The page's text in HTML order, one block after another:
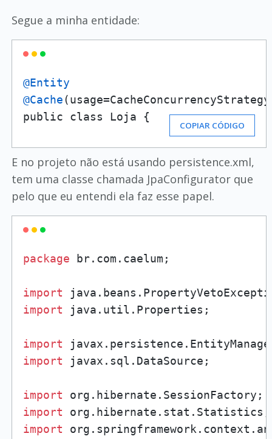
Segue a minha entidade:
@Entity
@Cache
public class Loja {
COPIAR CÓDIGO
E no projeto não está usando persistence.xml,
tem uma classe chamada JpaConfigurator que
pelo que eu entendi ela faz esse papel.
package br.com.caelum;
import
import java.util.Properties;
import
import javax.sql.DataSource;
import
import
import